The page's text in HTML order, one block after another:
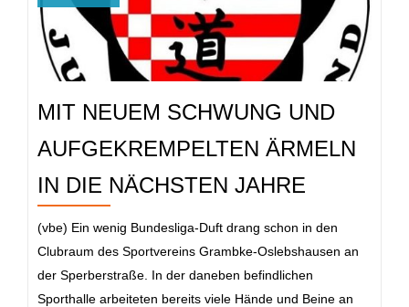
voller
MIT NEUEM SCHWUNG UND
AUFGEKREMPELTEN ÄRMELN
IN DIE NÄCHSTEN JAHRE
(vbe) Ein wenig Bundesliga-Duft drang schon in den
Clubraum des Sportvereins Grambke-Oslebshausen an
der Sperberstraße. In der daneben befindlichen
Sporthalle arbeiteten bereits viele Hände und Beine an